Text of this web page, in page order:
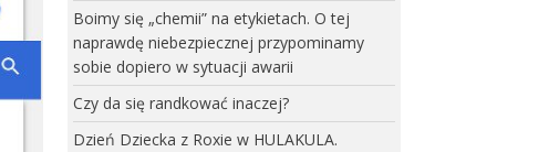
Boimy się „chemii” na etykietach. O tej
naprawdę niebezpiecznej przypominamy
sobie dopiero w sytuacji awarii
Czy da się randkować inaczej?
Dzień Dziecka z Roxie w HULAKULA.